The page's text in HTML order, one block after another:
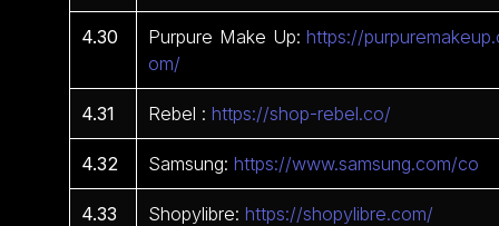
4.30 Purpure Make Up:https://
om/
4.31 Rebel :https://shop-rebel.co/
4.32 Samsung:https://www.samsung.com/co
4.33 Shopylibre:https://shopylibre.com/